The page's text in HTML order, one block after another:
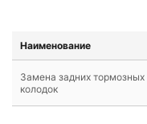
Наименование
Замена задних тормозных
колодок